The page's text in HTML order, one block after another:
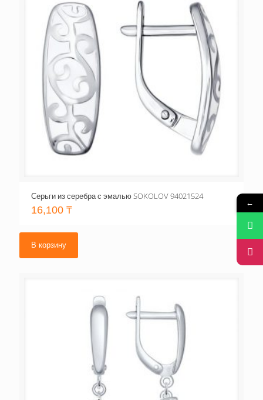
Серьги из серебра с эмалью SOKOLOV 94021524
16,100 ₸
В корзину
←